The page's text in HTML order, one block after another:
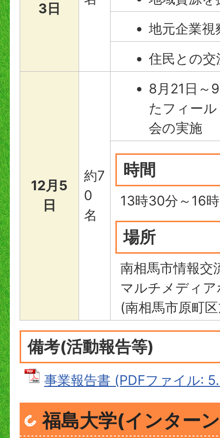
3日
地元企業視
住民との
12月5
日
約7
0
名
8月21日～
たフィー
会の実施
時間
13時30分～16時
場所
南相馬市情報交
マルチメディ
(南相馬市原町
備考(活動報告等)
事業報告書 (PDFファイル:
福島大学(インター